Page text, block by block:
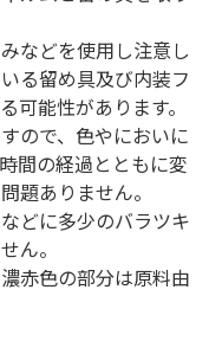
などを使用し注意し
る留め具及び内装フ
可能性があります。
ので、色やにおいに
間の経過とともに変
題ありません。
どに多少のバラツキ
ん。
赤色の部分は原料由